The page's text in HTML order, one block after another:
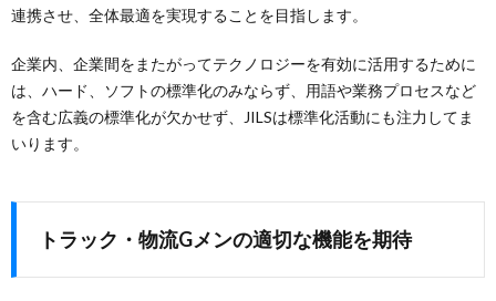
連携させ、全体最適を実現することを目指します。
企業内、企業間をまたがってテクノロジーを有効に活用するために
は、ハード、ソフトの標準化のみならず、用語や業務プロセスなど
を含む広義の標準化が欠かせず、JILSは標準化活動にも注力してま
いります。
トラック・物流Gメンの適切な機能を期待